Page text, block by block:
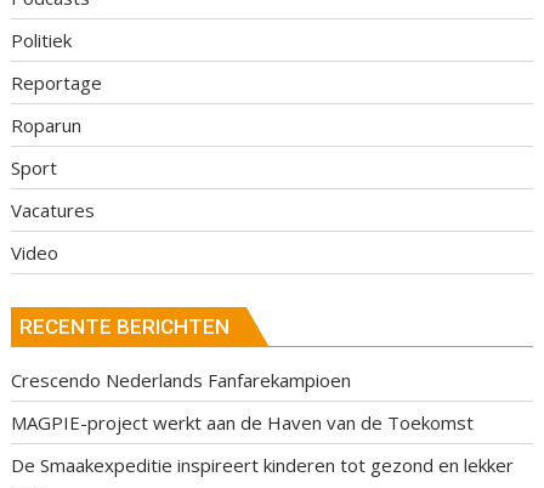
Politiek
Reportage
Roparun
Sport
Vacatures
Video
RECENTE BERICHTEN
Crescendo Nederlands Fanfarekampioen
MAGPIE-project werkt aan de Haven van de Toekomst
De Smaakexpeditie inspireert kinderen tot gezond en lekker